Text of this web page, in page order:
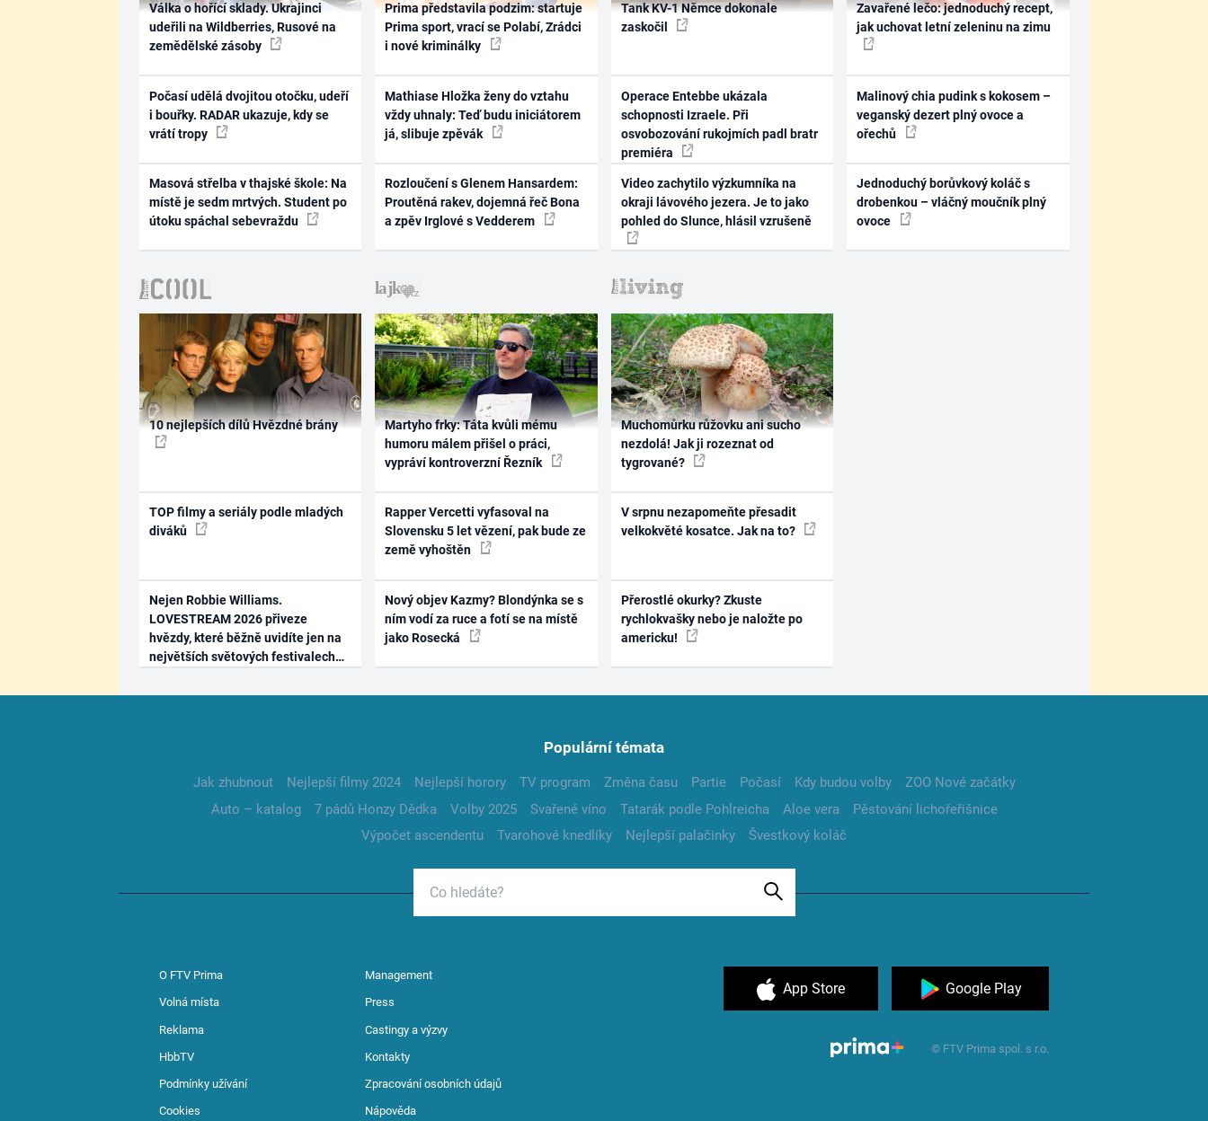
Válka o hořící sklady. Ukrajinci
udeřili na Wildberries, Rusové na
zemědělské zásoby
Počasí udělá dvojitou otočku, udeří
i bouřky. RADAR ukazuje, kdy se
vrátí tropy
Masová střelba v thajské škole: Na
místě je sedm mrtvých. Student po
útoku spáchal sebevraždu
Prima představila podzim: startuje
Prima sport, vrací se Polabí, Zrádci
i nové kriminálky
Mathiase Hložka ženy do vztahu
vždy uhnaly: Teď budu iniciátorem
já, slibuje zpěvák
Rozloučení s Glenem Hansardem:
Proutěná rakev, dojemná řeč Bona
a zpěv Irglové s Vedderem
Tank KV-1 Němce dokonale
zaskočil
Operace Entebbe ukázala
schopnosti Izraele. Při
osvobozování rukojmích padl bratr
premiéra
Video zachytilo výzkumníka na
okraji lávového jezera. Je to jako
pohled do Slunce, hlásil vzrušeně
Zavařené lečo: jednoduchý recept,
jak uchovat letní zeleninu na zimu
Malinový chia pudink s kokosem –
veganský dezert plný ovoce a
ořechů
Jednoduchý borůvkový koláč s
drobenkou – vláčný moučník plný
ovoce
10 nejlepších dílů Hvězdné brány
TOP filmy a seriály podle mladých
diváků
Nejen Robbie Williams.
LOVESTREAM 2026 přiveze
hvězdy, které běžně uvidíte jen na
největších světových festivalech
Martyho frky: Táta kvůli mému
humoru málem přišel o práci,
vypráví kontroverzní Řezník
Rapper Vercetti vyfasoval na
Slovensku 5 let vězení, pak bude ze
země vyhoštěn
Nový objev Kazmy? Blondýnka se s
ním vodí za ruce a fotí se na místě
jako Rosecká
Muchomůrku růžovku ani sucho
nezdolá! Jak ji rozeznat od
tygrované?
V srpnu nezapomeňte přesadit
velkokvěté kosatce. Jak na to?
Přerostlé okurky? Zkuste
rychlokvašky nebo je naložte po
americku!
Populární témata
Jak zhubnout Nejlepší filmy 2024 Nejlepší horory TV program Změna času Partie Počasí Kdy budou volby
ZOO Nové začátky
Auto – katalog
7 pádů Honzy Dědka Volby 2025 Svařené víno Tatarák podle Pohlreicha Aloe vera
Pěstování lichořeřišnice
Výpočet ascendentu
Tvarohové knedlíky Nejlepší palačinky Švestkový koláč
O FTV Prima Management
Volná místa Press
Reklama Castingy a výzvy
HbbTV Kontakty
Podmínky užívání Zpracování osobních údajů
Cookies Nápověda
App Store Google Play
© FTV Prima spol. s r.o.